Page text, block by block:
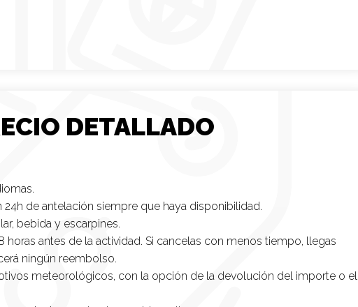
DETALLADO
de antelación siempre que haya disponibilidad.
bebida y escarpines.
horas antes de la actividad. Si cancelas con menos tiempo, llegas
ningún reembolso.
meteorológicos, con la opción de la devolución del importe o el